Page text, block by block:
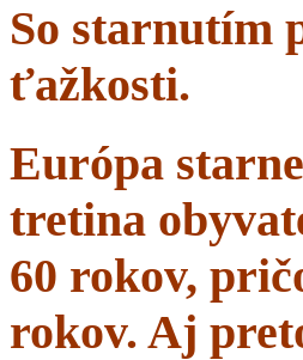
So starnutím
ťažkosti.
Európa
tretina
60 rokov,
rokov. Aj